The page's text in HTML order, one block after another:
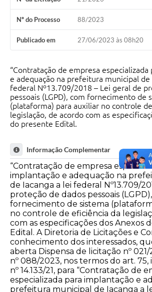
Nº do Processo 88/2023
Publicado em 27/06/2023 às 08h20
“Contratação de empresa
e adequação na prefeitura municipal de
federal Nº13.709/2018 – Lei geral de
pessoais (LGPD), com fornecimento de
(plataforma) para auxiliar no controle
legislação, de acordo com as
do presente Edital.
Informação Complementar
“Contratação de empresa
implantação e adequação na
de Iacanga a lei federal Nº13.709/
proteção de dados pessoais
fornecimento de sistema
no controle de eficiência da
com as especificações dos Anexos
Edital. A Diretoria de Licitações e
conhecimento dos interessados,
aberta Dispensa de licitação nº
nº 088/2023, nos termos do art. 75,
nº 14.133/21, para “Contratação de
especializada para implantação e
prefeitura municipal de Iacanga a